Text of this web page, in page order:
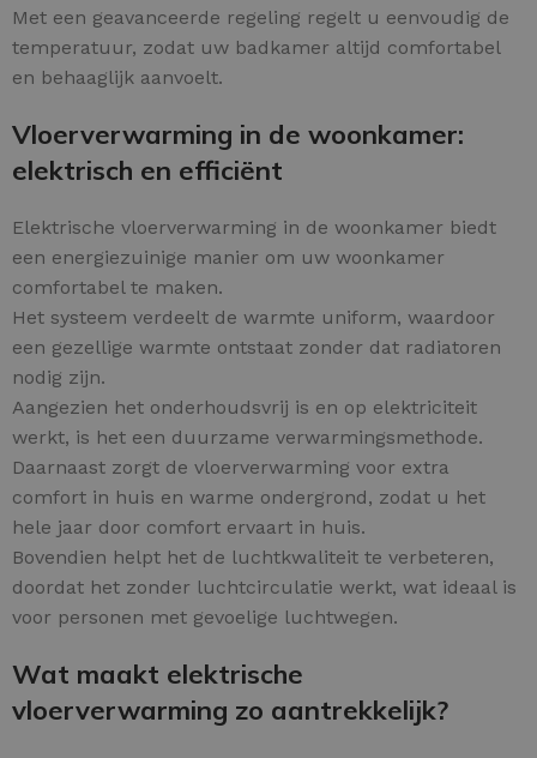
Met een geavanceerde regeling regelt u eenvoudig de
temperatuur, zodat uw badkamer altijd comfortabel
en behaaglijk aanvoelt.
Vloerverwarming in de woonkamer:
elektrisch en efficiënt
Elektrische vloerverwarming in de woonkamer biedt
een energiezuinige manier om uw woonkamer
comfortabel te maken.
Het systeem verdeelt de warmte uniform, waardoor
een gezellige warmte ontstaat zonder dat radiatoren
nodig zijn.
Aangezien het onderhoudsvrij is en op elektriciteit
werkt, is het een duurzame verwarmingsmethode.
Daarnaast zorgt de vloerverwarming voor extra
comfort in huis en warme ondergrond, zodat u het
hele jaar door comfort ervaart in huis.
Bovendien helpt het de luchtkwaliteit te verbeteren,
doordat het zonder luchtcirculatie werkt, wat ideaal is
voor personen met gevoelige luchtwegen.
Wat maakt elektrische
vloerverwarming zo aantrekkelijk?